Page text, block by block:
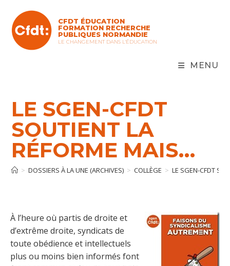
content
CFDT ÉDUCATION
FORMATION RECHERCHE
PUBLIQUES NORMANDIE
LE CHANGEMENT DANS L'ÉDUCATION
MENU
LE SGEN-CFDT
SOUTIENT LA
RÉFORME MAIS…
> DOSSIERS À LA UNE (ARCHIVES) > COLLÈGE > LE SGEN-CFDT
À l’heure où partis de droite et
d’extrême droite, syndicats de
toute obédience et intellectuels
plus ou moins bien informés font